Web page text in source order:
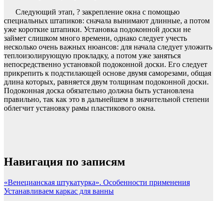
Следующий этап, ? закрепление окна с помощью
специальных штапиков: сначала вынимают длинные, а потом
уже короткие штапики. Установка подоконной доски не
займет слишком много времени, однако следует учесть
несколько очень важных нюансов: для начала следует уложить
теплоизолирующую прокладку, а потом уже заняться
непосредственно установкой подоконной доски. Его следует
прикрепить к подстилающей основе двумя саморезами, общая
длина которых, равняется двум толщинам подоконной доски.
Подоконная доска обязательно должна быть установлена
правильно, так как это в дальнейшем в значительной степени
облегчит установку рамы пластикового окна.
Навигация по записям
«Венецианская штукатурка». Особенности применения
Устанавливаем каркас для ванны